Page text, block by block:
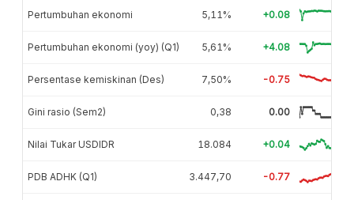
Pertumbuhan ekonomi 5,11% +0.08
Pertumbuhan ekonomi (yoy) (Q1) 5,61% +4.08
Persentase kemiskinan (Des) 7,50% -0.75
Gini rasio (Sem2) 0,38 0.00
Nilai Tukar USDIDR 18.084 +0.04
PDB ADHK (Q1) 3.447,70 -0.77